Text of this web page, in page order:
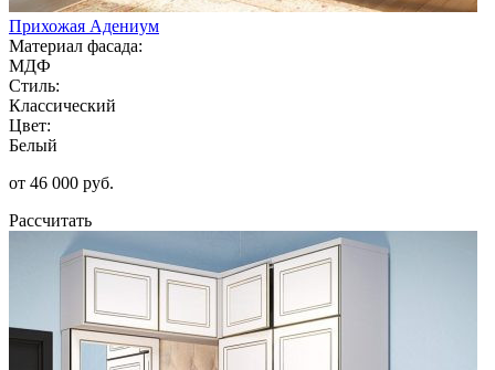
Прихожая Адениум
Материал фасада:
МДФ
Стиль:
Классический
Цвет:
Белый
от 46 000 руб.
Рассчитать